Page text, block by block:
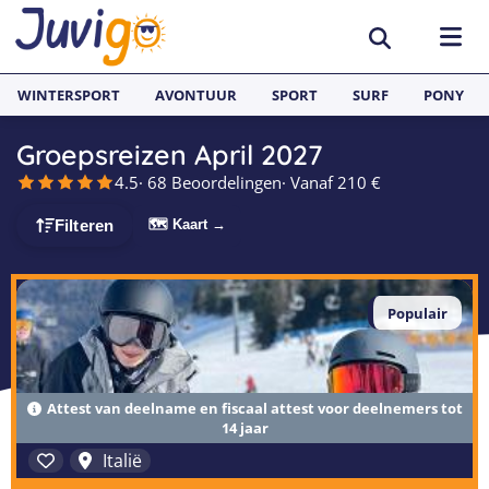
BESTEMMINGEN
België
Duitsland
Zweden
Portugal
Italië
SURFKAMPEN
Surfkampen België
Surfkampen Frankrijk
Surfkampen Spanje
Surfkampen Portugal
Surfkampen Nederland
Surfkampen Sri Lanka
TAALVAKANTIES
Alle Juvigo Taalreizen
Taalvakanties Frans
Taalvakanties Engels
Taalvakanties Spaans
GROEPSREIZEN
Jongeren
Jongvolwassenen
Volwassenen
WINTERSPORT AVONTUUR SPORT SURF PONY
Groepsreizen April 2027
4.5· 68 Beoordelingen· Vanaf 210 €
Filteren 🗺 Kaart →
Attest van deelname en fiscaal attest voor deelnemers tot
14 jaar
Populair
Italië